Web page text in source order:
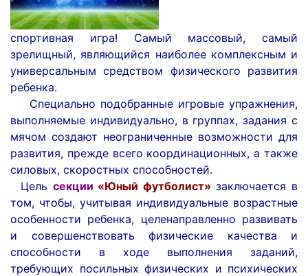
спортивная игра! Самый массовый, самый
зрелищный, являющийся наиболее комплексным и
универсальным средством физического развития
ребенка.
Специально подобранные игровые упражнения,
выполняемые индивидуально, в группах, задания с
мячом создают неограниченные возможности для
развития, прежде всего координационных, а также
силовых, скоростных способностей.
Цель секции «Юный футболист» заключается в
том, чтобы, учитывая индивидуальные возрастные
особенности ребенка, целенаправленно развивать
и совершенствовать физические качества и
способности в ходе выполнения заданий,
требующих посильных физических и психических